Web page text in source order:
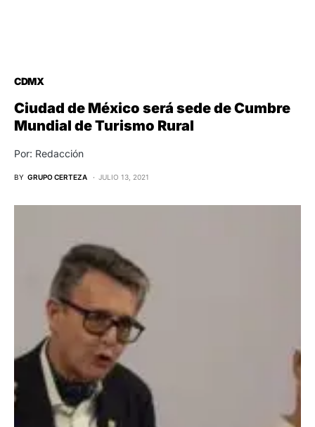
CDMX
Ciudad de México será sede de Cumbre
Mundial de Turismo Rural
Por: Redacción
BY GRUPO CERTEZA JULIO 13, 2021